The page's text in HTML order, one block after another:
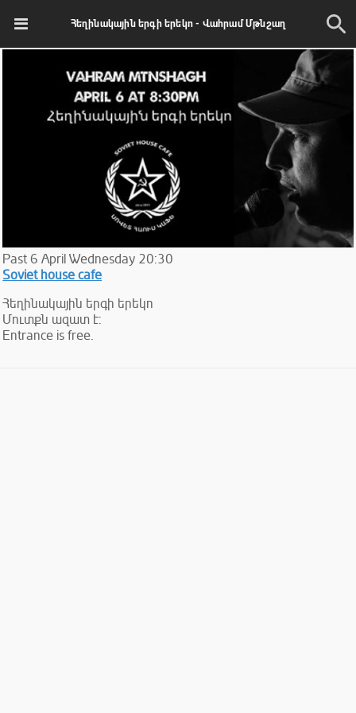
Հեղինակային երգի երեկո - Վահրամ Մթնշաղ
Past 6 April Wednesday 20:30
Soviet house cafe
Հեղինակային երգի երեկո
Մուտքն ազատ է:
Entrance is free.